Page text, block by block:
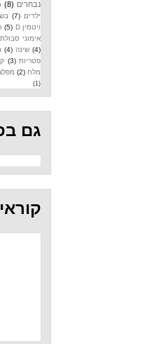
סרטונים שלי (7)
(6) משפחה (6)
חמאה (5) כסף (5)
גלוטן (4)
תקציר מנהלים (4)
קופי אדם (3) שינוי
(2) שוק (2)
גם